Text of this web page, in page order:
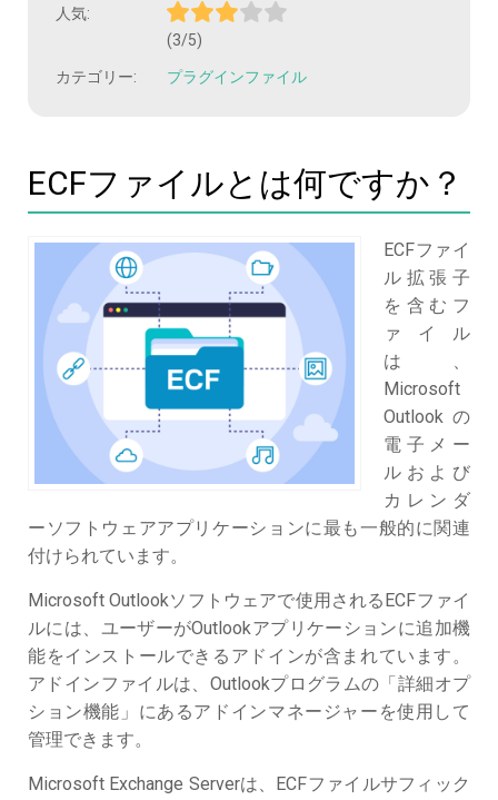
人気:
(3/5)
カテゴリー: プラグインファイル
ECFファイルとは何ですか？
ECFファイ
ル拡張子
を含むフ
ァイル
は、
Microsoft
Outlookの
電子メー
ルおよび
カレンダ
ーソフトウェアアプリケーションに最も一般的に関連
付けられています。
Microsoft Outlookソフトウェアで使用されるECFファイ
ルには、ユーザーがOutlookアプリケーションに追加機
能をインストールできるアドインが含まれています。
アドインファイルは、Outlookプログラムの「詳細オプ
ション機能」にあるアドインマネージャーを使用して
管理できます。
Microsoft Exchange Serverは、ECFファイルサフィック